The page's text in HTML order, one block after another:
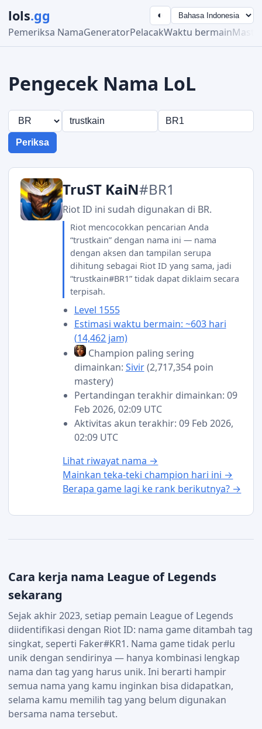
lols.gg
Pemeriksa NamaGeneratorPelacakWaktu bermain
◐
Pengecek Nama LoL
Periksa
TruST KaiN#BR1
Riot ID ini sudah digunakan di BR.
Riot mencocokkan pencarian Anda
“trustkain” dengan nama ini — nama
dengan aksen dan tampilan serupa
dihitung sebagai Riot ID yang sama, jadi
“trustkain#BR1” tidak dapat diklaim secara
terpisah.
Level 1555
Estimasi waktu bermain: ~603 hari
(14,462 jam)
Champion paling sering
dimainkan: Sivir(2,717,354 poin
mastery)
Pertandingan terakhir dimainkan: 09
Feb 2026, 02:09 UTC
Aktivitas akun terakhir: 09 Feb 2026,
02:09 UTC
Lihat riwayat nama →
Mainkan teka-teki champion hari ini →
Berapa game lagi ke rank berikutnya? →
Cara kerja nama League of Legends
sekarang
Sejak akhir 2023, setiap pemain League of Legends
diidentifikasi dengan Riot ID: nama game ditambah tag
singkat, seperti Faker#KR1. Nama game tidak perlu
unik dengan sendirinya — hanya kombinasi lengkap
nama dan tag yang harus unik. Ini berarti hampir
semua nama yang kamu inginkan bisa didapatkan,
selama kamu memilih tag yang belum digunakan
bersama nama tersebut.